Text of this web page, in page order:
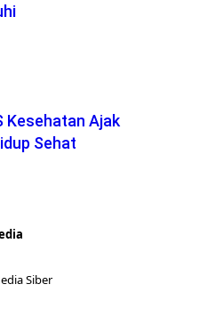
Kesehatan Ajak
Sehat
Siber